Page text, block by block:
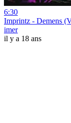
6:30
Imprintz - Demens
imer
il y a 18 ans